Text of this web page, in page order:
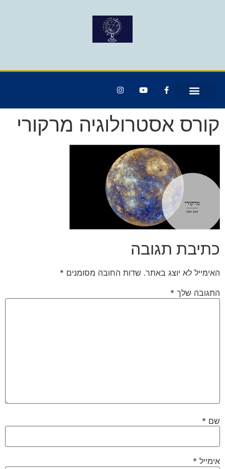
קורס אסטרולוגיה מרקורי
כתיבת תגובה
האימייל לא יוצג באתר. שדות החובה מסומנים *
התגובה שלך *
שם *
אימייל *